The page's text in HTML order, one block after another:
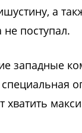
а
поступал.
западные
специальная